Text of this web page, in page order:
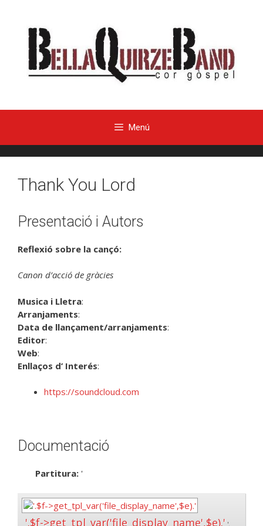
Menú
Thank You Lord
Presentació i Autors
Reflexió sobre la cançó:
Canon d’acció de gràcies
Musica i Lletra:
Arranjaments:
Data de llançament/arranjaments:
Editor:
Web:
Enllaços d’ Interés:
https://soundcloud.com
Documentació
Partitura: '
'.$f->get_tpl_var('file_display_name',$e).' '.